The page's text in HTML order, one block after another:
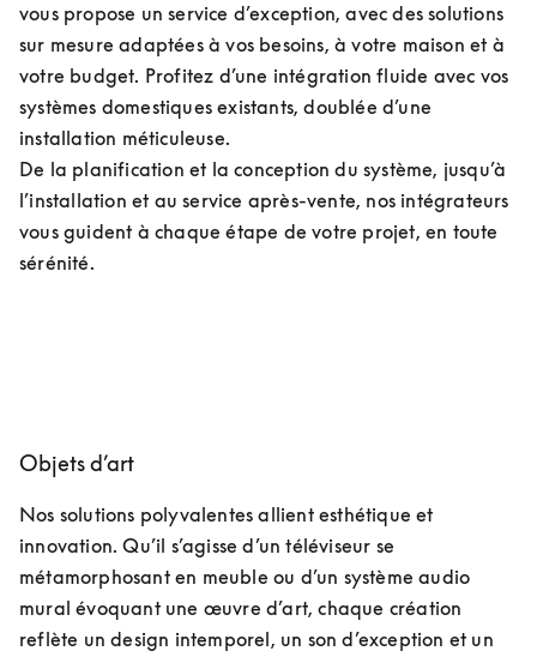
vous propose un service d’exception, avec des solutions
sur mesure adaptées à vos besoins, à votre maison et à
votre budget. Profitez d’une intégration fluide avec vos
systèmes domestiques existants, doublée d’une
installation méticuleuse.
De la planification et la conception du système, jusqu’à
l’installation et au service après-vente, nos intégrateurs
vous guident à chaque étape de votre projet, en toute
sérénité.
Objets d’art
Nos solutions polyvalentes allient esthétique et
innovation. Qu’il s’agisse d’un téléviseur se
métamorphosant en meuble ou d’un système audio
mural évoquant une œuvre d’art, chaque création
reflète un design intemporel, un son d’exception et un